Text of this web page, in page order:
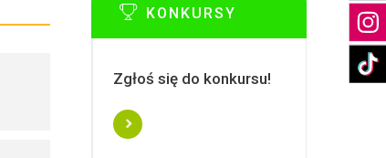
KONKURSY
Zgłoś się do konkursu!